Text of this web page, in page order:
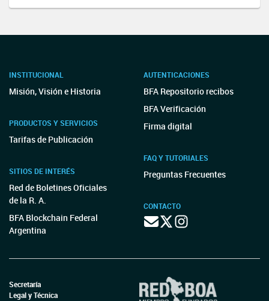
INSTITUCIONAL
Misión, Visión e Historia
PRODUCTOS Y SERVICIOS
Tarifas de Publicación
SITIOS DE INTERÉS
Red de Boletines Oficiales
de la R. A.
BFA Blockchain Federal
Argentina
AUTENTICACIONES
BFA Repositorio recibos
BFA Verificación
Firma digital
FAQ Y TUTORIALES
Preguntas Frecuentes
CONTACTO
Secretaría
Legal y Técnica